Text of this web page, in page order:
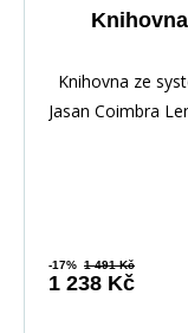
Knihovna ze
Jasan Coimbra
-17% 1 491 Kč
1 238 Kč